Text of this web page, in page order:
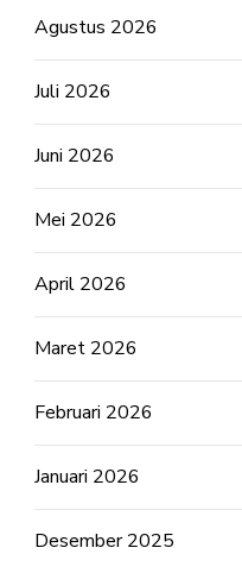
Agustus 2026
Juli 2026
Juni 2026
Mei 2026
April 2026
Maret 2026
Februari 2026
Januari 2026
Desember 2025